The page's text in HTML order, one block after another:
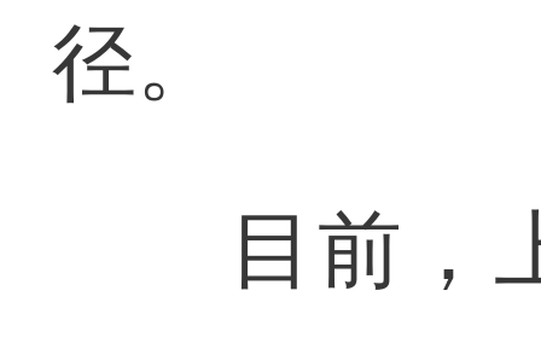
径。
目前，上